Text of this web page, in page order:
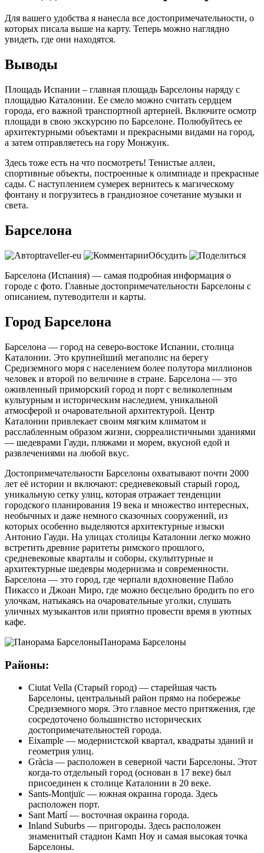
Для вашего удобства я нанесла все достопримечательности, о
которых писала выше на карту. Теперь можно наглядно
увидеть, где они находятся.
Выводы
Площадь Испании – главная площадь Барселоны наряду с
площадью Каталонии. Ее смело можно считать сердцем
города, его важной транспортной артерией. Включите осмотр
площади в свою экскурсию по Барселоне. Полюбуйтесь ее
архитектурными объектами и прекрасными видами на город,
а затем отправляетесь на гору Монжуик.
Здесь тоже есть на что посмотреть! Тенистые аллеи,
спортивные объекты, построенные к олимпиаде и прекрасные
сады. С наступлением сумерек вернитесь к магическому
фонтану и погрузитесь в грандиозное сочетание музыки и
света.
Барселона
traveller-eu
Обсудить
Барселона (Испания) — самая подробная информация о
городе с фото. Главные достопримечательности Барселоны с
описанием, путеводители и карты.
Город Барселона
Барселона — город на северо-востоке Испании, столица
Каталонии. Это крупнейший мегаполис на берегу
Средиземного моря с населением более полутора миллионов
человек и второй по величине в стране. Барселона — это
оживленный приморский город и порт с великолепным
культурным и историческим наследием, уникальной
атмосферой и очаровательной архитектурой. Центр
Каталонии привлекает своим мягким климатом и
расслабленным образом жизни, сюрреалистичными зданиями
— шедеврами Гауди, пляжами и морем, вкусной едой и
развлечениями на любой вкус.
Достопримечательности Барселоны охватывают почти 2000
лет её истории и включают: средневековый старый город,
уникальную сетку улиц, которая отражает тенденции
городского планирования 19 века и множество интересных,
необычных и даже немного сказочных сооружений, из
которых особенно выделяются архитектурные изыски
Антонио Гауди. На улицах столицы Каталонии легко можно
встретить древние раритеты римского прошлого,
средневековые кварталы и соборы, скульптурные и
архитектурные шедевры модернизма и современности.
Барселона — это город, где черпали вдохновение Пабло
Пикассо и Джоан Миро, где можно бесцельно бродить по его
улочкам, натыкаясь на очаровательные уголки, слушать
уличных музыкантов или приятно провести время в уютных
кафе.
Панорама Барселоны
Районы:
Ciutat Vella (Старый город) — старейшая часть
Барселоны, центральный район прямо на побережье
Средиземного моря. Это главное место притяжения, где
сосредоточено большинство исторических
достопримечательностей города.
Eixample — модернистской квартал, квадраты зданий и
геометрия улиц.
Gràcia — расположен в северной части Барселоны. Этот
когда-то отдельный город (основан в 17 веке) был
присоединен к столице Каталонии в 20 веке.
Sants-Montjuïc — южная окраина города. Здесь
расположен порт.
Sant Martí — восточная окраина города.
Inland Suburbs — пригороды. Здесь расположен
знаменитый стадион Камп Ноу и самая высокая точка
Барселоны.